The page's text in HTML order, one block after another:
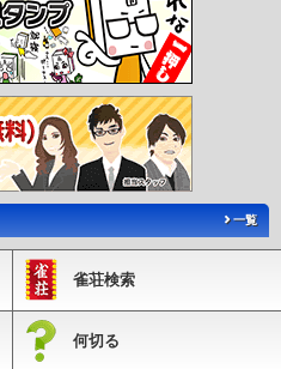
一覧
雀荘検索
何切る